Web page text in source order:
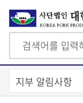
상
단